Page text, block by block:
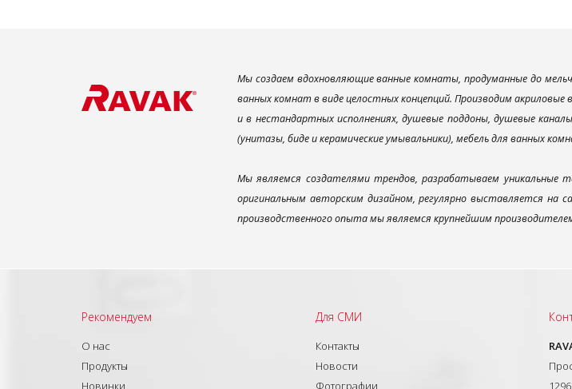
Мы создаем вдохновляющие ванные комнаты, продуманные до
ванных комнат в виде целостных концепций. Производим
и в нестандартных исполнениях, душевые поддоны, душевые
(унитазы, биде и керамические умывальники), мебель для ванных
Мы являемся создателями трендов, разрабатываем уникальные
оригинальным авторским дизайном, регулярно выставляется на
производственного опыта мы являемся крупнейшим
Рекомендуем
О нас
Продукты
Новинки
Для СМИ
Контакты
Новости
Фотографии